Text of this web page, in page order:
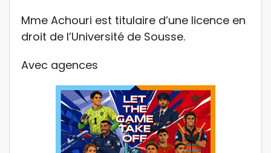
Mme Achouri est titulaire d’une licence en
droit de l’Université de Sousse.
Avec agences